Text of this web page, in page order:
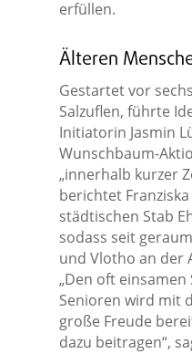
erfüllen.
Älteren
Gestartet vor
Salzuflen, führte
Initiatorin Jasmin
Wunschbaum-
„innerhalb kurzer
berichtet
städtischen Stab
sodass seit
und Vlotho an der
„Den oft
Senioren wird mit
große Freude
dazu beitragen“,